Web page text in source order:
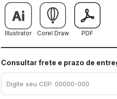
Illustrator Corel Draw PDF
Consultar frete e prazo de